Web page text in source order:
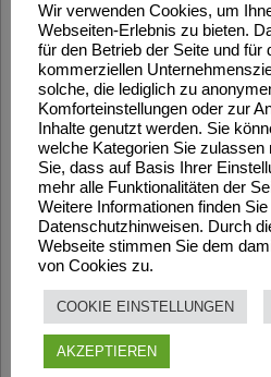
Wir verwenden Cookies, um
Webseiten-Erlebnis zu bieten.
für den Betrieb der Seite und für
kommerziellen
solche, die lediglich zu
Komforteinstellungen oder zur
Inhalte genutzt werden. Sie
welche Kategorien Sie
Sie, dass auf Basis Ihrer
mehr alle Funktionalitäten der
Weitere Informationen finden
Datenschutzhinweisen. Durch
Webseite stimmen Sie dem
von Cookies zu.
COOKIE EINSTELLUNGEN
AKZEPTIEREN